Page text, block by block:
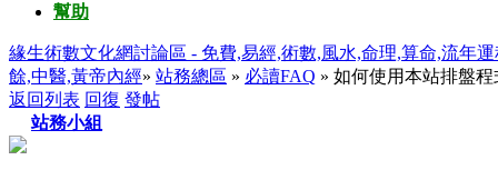
幫助
緣生術數文化網討論區 - 免費,易經,術數,風水,命理,算命,流年
餘,中醫,黃帝內經» 站務總區 » 必讀FAQ » 如何使用本站排盤程
返回列表 回復 發帖
站務小組